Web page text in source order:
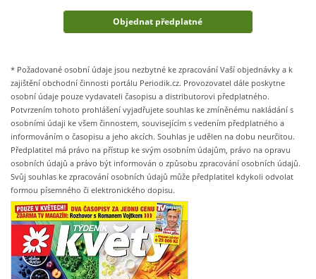
* Požadované osobní údaje jsou nezbytné ke zpracování Vaší objednávky a k
zajištění obchodní činnosti portálu Periodik.cz. Provozovatel dále poskytne
osobní údaje pouze vydavateli časopisu a distributorovi předplatného.
Potvrzením tohoto prohlášení vyjadřujete souhlas ke zmíněnému nakládání s
osobními údaji ke všem činnostem, souvisejícím s vedením předplatného a
informováním o časopisu a jeho akcích. Souhlas je udělen na dobu neurčitou.
Předplatitel má právo na přístup ke svým osobním údajům, právo na opravu
osobních údajů a právo být informován o způsobu zpracování osobních údajů.
Svůj souhlas ke zpracování osobních údajů může předplatitel kdykoli odvolat
formou písemného či elektronického dopisu.